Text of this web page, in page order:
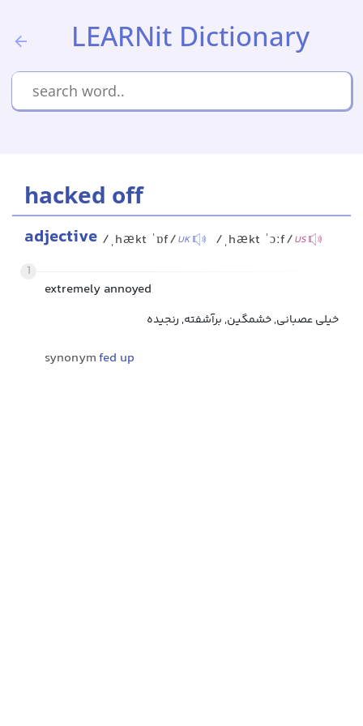
LEARNit Dictionary
hacked off
adjective /ˌhækt ˈɒf/UK /ˌhækt ˈɔːf/US
1
extremely annoyed
خیلی عصبانی, خشمگین, برآشفته, رنجیده
synonymfed up